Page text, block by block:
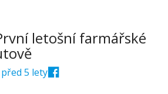
letošní farmářské
před 5 lety